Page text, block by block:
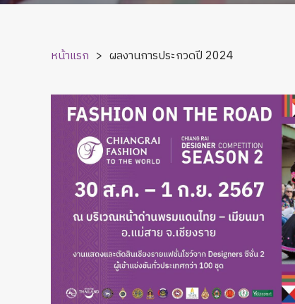
หน้าแรก > ผลงานการประกวดปี 2024